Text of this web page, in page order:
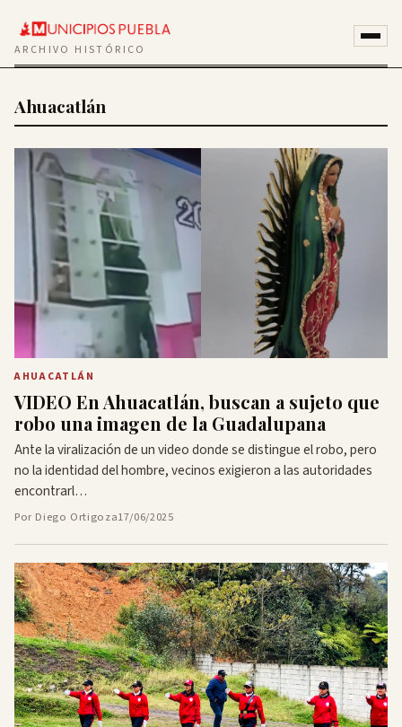
ARCHIVO HISTÓRICO
Ahuacatlán
AHUACATLÁN
VIDEO En Ahuacatlán, buscan a sujeto que
robo una imagen de la Guadalupana
Ante la viralización de un video donde se distingue el robo, pero
no la identidad del hombre, vecinos exigieron a las autoridades
encontrarl…
Por Diego Ortigoza17/06/2025